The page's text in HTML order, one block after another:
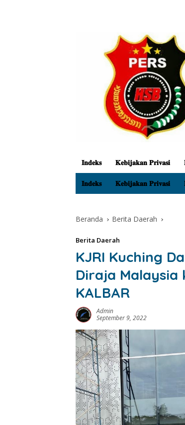
𝐈𝐧𝐝𝐞𝐤𝐬 𝐊𝐞𝐛𝐢𝐣𝐚𝐤𝐚𝐧 𝐏𝐫𝐢𝐯𝐚𝐬𝐢
𝐈𝐧𝐝𝐞𝐤𝐬 𝐊𝐞𝐛𝐢𝐣𝐚𝐤𝐚𝐧 𝐏𝐫𝐢𝐯𝐚𝐬𝐢
Beranda Berita Daerah
Berita Daerah
KJRI Kuching
Diraja Malaysia
KALBAR
Admin
September 9, 2022